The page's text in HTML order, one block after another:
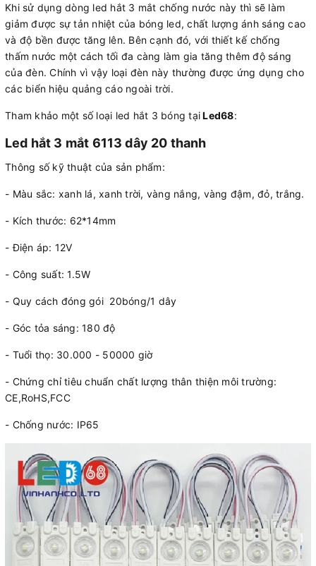
Khi sử dụng dòng led hắt 3 mắt chống nước này thì sẽ làm
giảm được sự tản nhiệt của bóng led, chất lượng ánh sáng cao
và độ bền được tăng lên. Bên cạnh đó, với thiết kế chống
thấm nước một cách tối đa càng làm gia tăng thêm độ sáng
của đèn. Chính vì vậy loại đèn này thường được ứng dụng cho
các biển hiệu quảng cáo ngoài trời.
Tham khảo một số loại led hắt 3 bóng tạiLed68:
Led hắt 3 mắt 6113 dây 20 thanh
Thông số kỹ thuật của sản phẩm:
- Màu sắc: xanh lá, xanh trời, vàng nắng, vàng đậm, đỏ, trắng.
- Kích thước: 62*14mm
- Điện áp: 12V
- Công suất: 1.5W
- Quy cách đóng gói 20bóng/1 dây
- Góc tỏa sáng: 180 độ
- Tuổi thọ: 30.000 - 50000 giờ
- Chứng chỉ tiêu chuẩn chất lượng thân thiện môi trường:
CE,RoHS,FCC
- Chống nước: IP65